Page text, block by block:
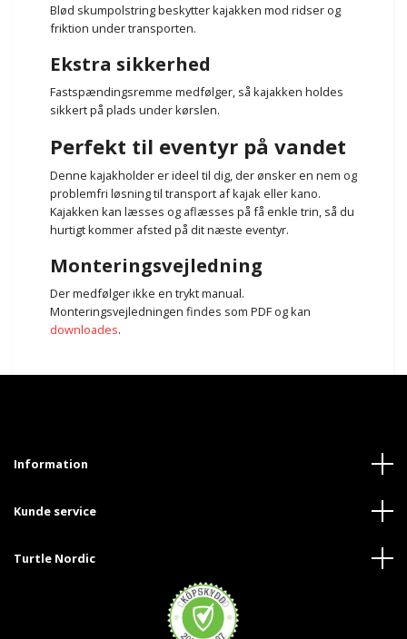
Blød skumpolstring beskytter kajakken mod ridser og
friktion under transporten.
Ekstra sikkerhed
Fastspændingsremme medfølger, så kajakken holdes
sikkert på plads under kørslen.
Perfekt til eventyr på vandet
Denne kajakholder er ideel til dig, der ønsker en nem og
problemfri løsning til transport af kajak eller kano.
Kajakken kan læsses og aflæsses på få enkle trin, så du
hurtigt kommer afsted på dit næste eventyr.
Monteringsvejledning
Der medfølger ikke en trykt manual.
Monteringsvejledningen findes som PDF og kan
downloades.
Information
Kunde service
Turtle Nordic